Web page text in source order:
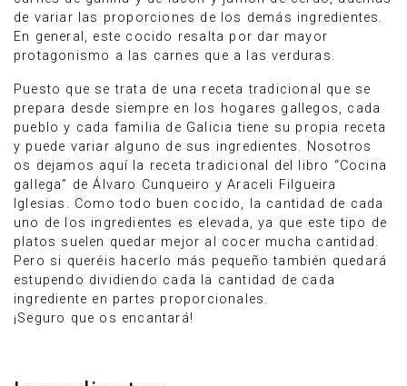
de variar las proporciones de los demás ingredientes.
En general, este cocido resalta por dar mayor
protagonismo a las carnes que a las verduras.
Puesto que se trata de una receta tradicional que se
prepara desde siempre en los hogares gallegos, cada
pueblo y cada familia de Galicia tiene su propia receta
y puede variar alguno de sus ingredientes. Nosotros
os dejamos aquí la receta tradicional del libro “Cocina
gallega” de Álvaro Cunqueiro y Araceli Filgueira
Iglesias. Como todo buen cocido, la cantidad de cada
uno de los ingredientes es elevada, ya que este tipo de
platos suelen quedar mejor al cocer mucha cantidad.
Pero si queréis hacerlo más pequeño también quedará
estupendo dividiendo cada la cantidad de cada
ingrediente en partes proporcionales.
¡Seguro que os encantará!